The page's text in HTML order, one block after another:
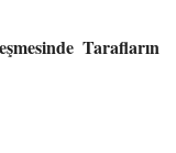
Tarafların